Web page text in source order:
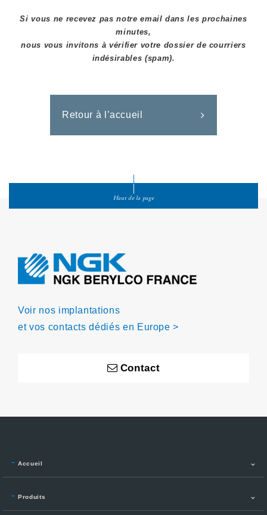
Si vous ne recevez pas notre email dans les prochaines
minutes,
nous vous invitons à vérifier votre dossier de courriers
indésirables (spam).
Retour à l’accueil
Haut de la page
Voir nos implantations
et vos contacts dédiés en Europe >
Contact
Accueil
Produits